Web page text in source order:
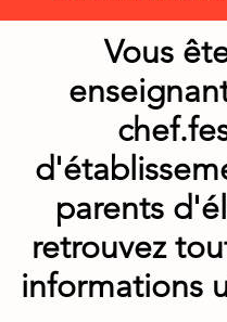
Vous
parents
retrouvez
informations